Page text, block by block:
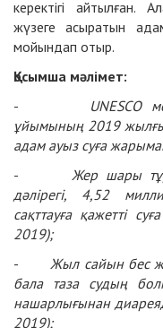
керектігі айтылған.
жүзеге асыратын
мойындап отыр.
Қосымша мәлімет:
-
UNESCO
ұйымының 2019
адам ауыз суға
-Жер шары
дәлірегі, 4,52
сақттауға қажетті
2019);
-Жыл сайын бес
бала таза судың
нашарлығынан
2019);